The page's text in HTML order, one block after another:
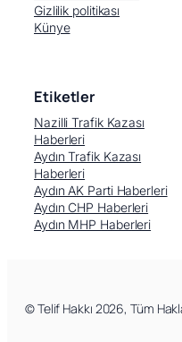
Facebook
Gizlilik politikası
Künye
Etiketler
Nazilli Trafik Kazası
Haberleri
Aydın Trafik Kazası
Haberleri
Aydın AK Parti Haberleri
Aydın CHP Haberleri
Aydın MHP Haberleri
© Telif Hakkı 2026, Tüm